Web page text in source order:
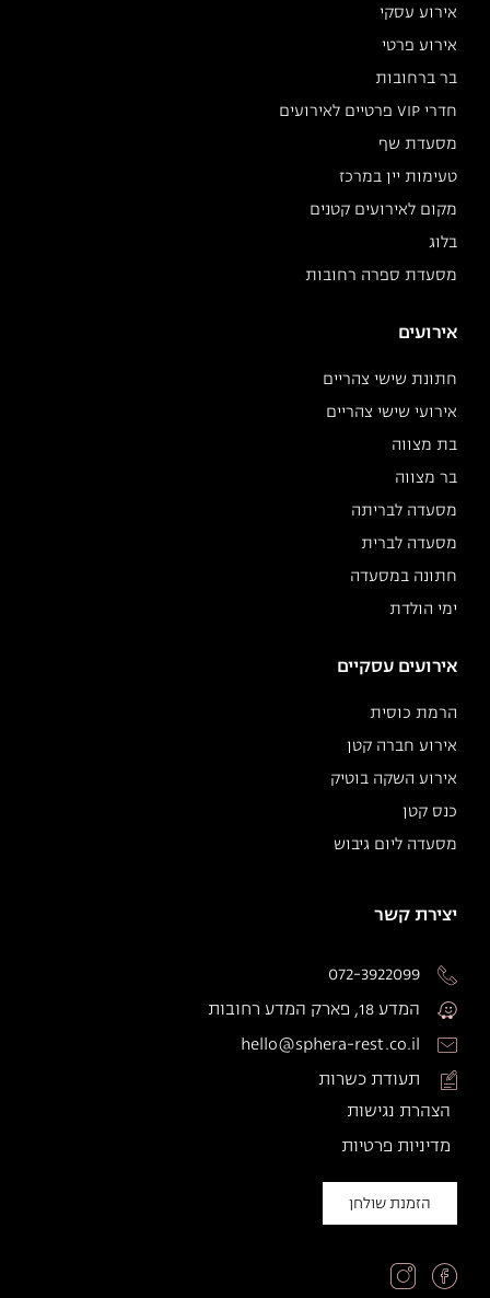
אירוע עסקי
אירוע פרטי
בר ברחובות
חדרי VIP פרטיים לאירועים
מסעדת שף
טעימות יין במרכז
מקום לאירועים קטנים
בלוג
מסעדת ספרה רחובות
אירועים
חתונת שישי צהריים
אירועי שישי צהריים
בת מצווה
בר מצווה
מסעדה לבריתה
מסעדה לברית
חתונה במסעדה
ימי הולדת
אירועים עסקיים
הרמת כוסית
אירוע חברה קטן
אירוע השקה בוטיק
כנס קטן
מסעדה ליום גיבוש
יצירת קשר
072-3922099
המדע 18, פארק המדע רחובות
hello@sphera-rest.co.il
תעודת כשרות
הצהרת נגישות
מדיניות פרטיות
הזמנת שולחן